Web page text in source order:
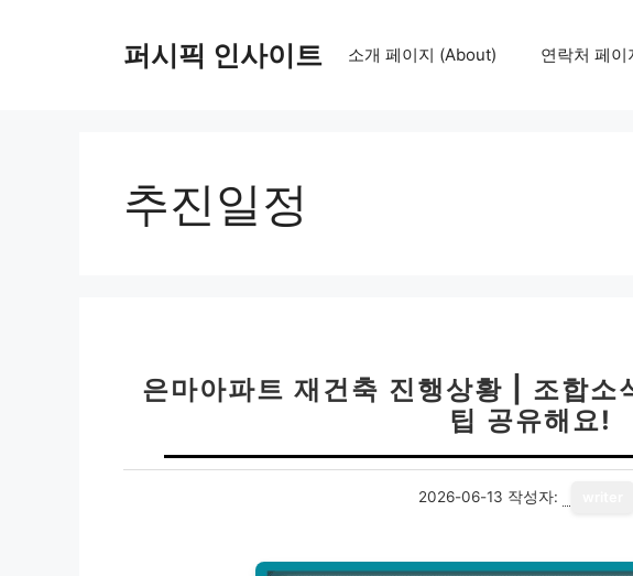
퍼시픽 인사이트 소개 페이지 (About) 연락처 페
추진일정
은마아파트 재건축 진행상황 | 조합소
팁 공유해요!
2026-06-13 작성자: